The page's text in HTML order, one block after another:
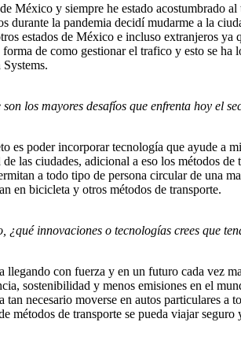
México y siempre he estado acostumbrado
durante la pandemia decidí mudarme a la
estados de México e incluso extranjeros
de como gestionar el trafico y esto se ha
los mayores desafíos que enfrenta hoy el
es poder incorporar tecnología que ayude a
las ciudades, adicional a eso los métodos
a todo tipo de persona circular de una
en bicicleta y otros métodos de transporte.
¿qué innovaciones o tecnologías crees que
llegando con fuerza y en un futuro cada vez
sostenibilidad y menos emisiones en el
tan necesario moverse en autos particulares
métodos de transporte se pueda viajar seguro